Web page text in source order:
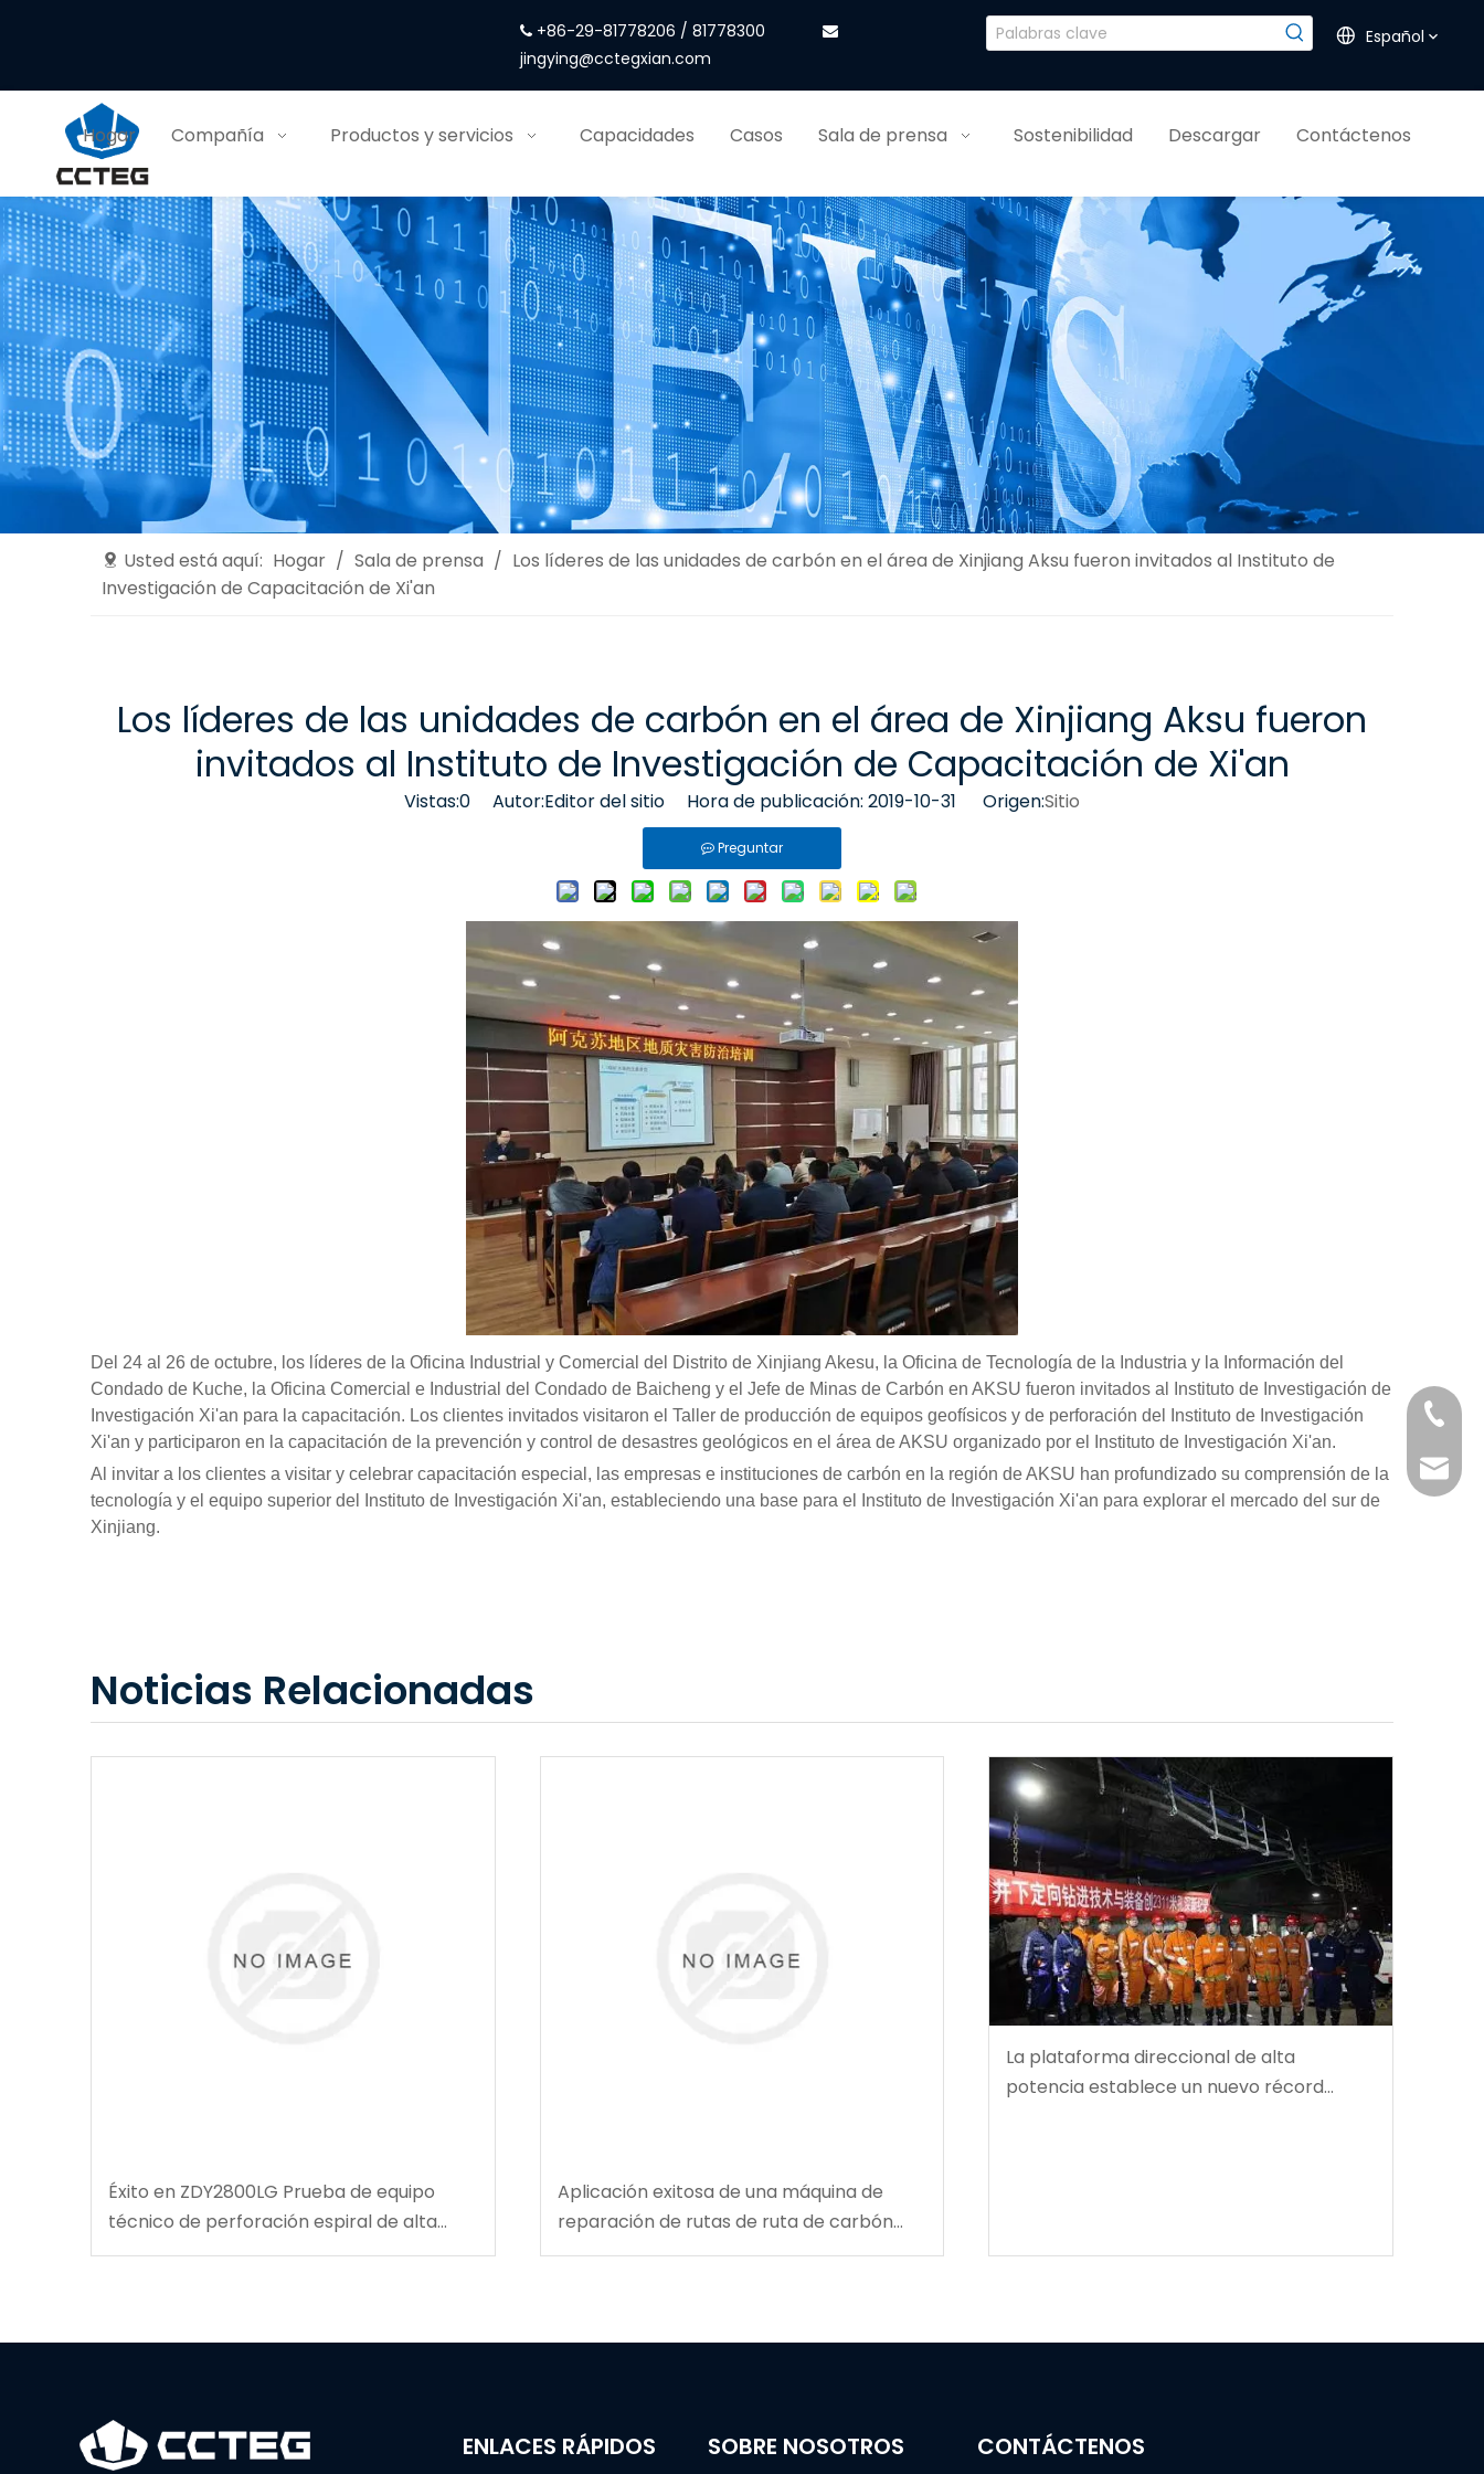
 +86-29-81778206 / 81778300
jingying@cctegxian.com
Español
Hogar Compañía Productos y servicios Capacidades Casos Sala de prensa Sostenibilidad Descargar Contáctenos
Usted está aquí: Hogar / Sala de prensa / Los líderes de las unidades de carbón en el área de Xinjiang Aksu fueron invitados al Instituto de
Investigación de Capacitación de Xi'an
Los líderes de las unidades de carbón en el área de Xinjiang Aksu fueron
invitados al Instituto de Investigación de Capacitación de Xi'an
Vistas:0 Autor:Editor del sitio Hora de publicación: 2019-10-31 Origen:Sitio
Preguntar
Del 24 al 26 de octubre, los líderes de la Oficina Industrial y Comercial del Distrito de Xinjiang Akesu, la Oficina de Tecnología de la Industria y la Información del
Condado de Kuche, la Oficina Comercial e Industrial del Condado de Baicheng y el Jefe de Minas de Carbón en AKSU fueron invitados al Instituto de Investigación de
Investigación Xi'an para la capacitación. Los clientes invitados visitaron el Taller de producción de equipos geofísicos y de perforación del Instituto de Investigación
Xi'an y participaron en la capacitación de la prevención y control de desastres geológicos en el área de AKSU organizado por el Instituto de Investigación Xi'an.
Al invitar a los clientes a visitar y celebrar capacitación especial, las empresas e instituciones de carbón en la región de AKSU han profundizado su comprensión de la
tecnología y el equipo superior del Instituto de Investigación Xi'an, estableciendo una base para el Instituto de Investigación Xi'an para explorar el mercado del sur de
Xinjiang.
Noticias Relacionadas
Éxito en ZDY2800LG Prueba de equipo
técnico de perforación espiral de alta
velocidad
Aplicación exitosa de una máquina de
reparación de rutas de ruta de carbón
multifuncional en la mina de carbón de
La plataforma direccional de alta
potencia establece un nuevo récord
ENLACES RÁPIDOS SOBRE NOSOTROS
+86-
+86-
CONTÁCTENOS